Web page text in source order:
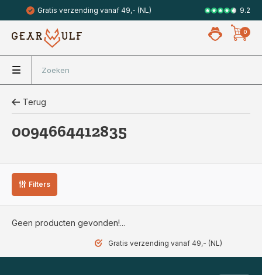
Gratis verzending vanaf 49,- (NL) Veilig met
9.2
0
Terug
0094664412835
Filters
Geen producten gevonden!...
Gratis verzending vanaf 49,- (NL)